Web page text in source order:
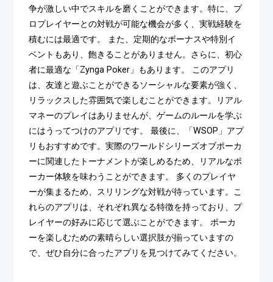
争が激しい中でスキルを磨くことができます。特に、プ
ロプレイヤーとの対戦が可能な機会が多く、実戦経験を
積むには最適です。 また、定期的なボーナスや特別イ
ベントもあり、飽きることがありません。さらに、初心
者に最適な「Zynga Poker」もあります。 このアプリ
は、友達と遊ぶことができるソーシャルな要素が強く、
リラックスした雰囲気で楽しむことができます。リアル
マネーのプレイはありませんが、ゲームのルールを学ぶ
にはうってつけのアプリです。 最後に、「WSOP」アプ
リもおすすめです。実際のワールドシリーズオブポーカ
ーに関連したトーナメントが楽しめるため、リアルなポ
ーカー体験を味わうことができます。 多くのプレイヤ
ーが集まるため、スリリングな対戦が待っています。こ
れらのアプリは、それぞれ異なる特徴を持っており、プ
レイヤーの好みに応じて選ぶことができます。 ポーカ
ーを楽しむための素晴らしい選択肢が揃っていますの
で、ぜひ自分に合ったアプリを見つけてみてください。